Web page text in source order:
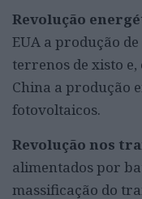
Revolução
EUA a produção
terrenos de xisto
China a produção
fotovoltaicos.
Revolução nos
alimentados por
massificação do